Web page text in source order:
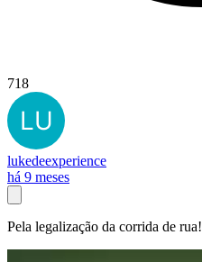
718
lukedeexperience
há 9 meses
Pela legalização da corrida de rua!